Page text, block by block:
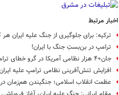
اخبار مرتبط
ترکیه: برای جلوگیری از جنگ علیه ایران
ترامپ در بن‌بستِ جنگ با ایران!
جان۴۰ هزار نظامی آمریکا در گرو خطای ترامپ است
افزایش تنش‌آفرینی نظامی ترامپ علیه
عظمت انقلاب اسلامی؛ جنگیندن هم‌زمان در ۴ جبهه